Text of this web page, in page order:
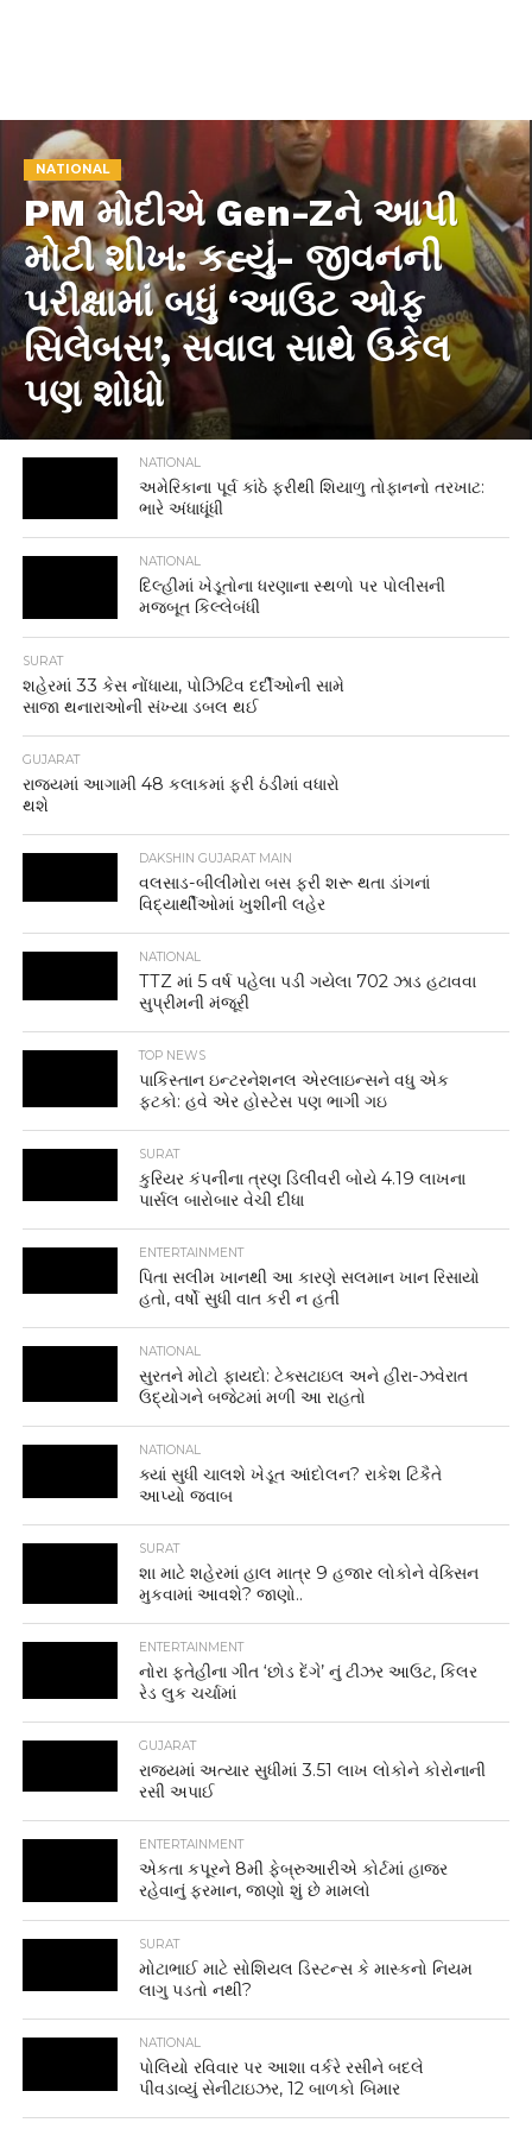
NATIONAL
PM મોદીએ Gen-Zને આપી
મોટી શીખ: કહ્યું- જીવનની
પરીક્ષામાં બધું ‘આઉટ ઓફ
સિલેબસ’, સવાલ સાથે ઉકેલ
પણ શોધો
NATIONAL
અમેરિકાના પૂર્વ કાંઠે ફરીથી શિયાળુ તોફાનનો તરખાટ:
ભારે અંધાધૂંધી
NATIONAL
દિલ્હીમાં ખેડૂતોના ધરણાના સ્થળો પર પોલીસની
મજબૂત કિલ્લેબંધી
SURAT
શહેરમાં 33 કેસ નોંધાયા, પોઝિટિવ દર્દીઓની સામે
સાજા થનારાઓની સંખ્યા ડબલ થઈ
GUJARAT
રાજ્યમાં આગામી 48 કલાકમાં ફરી ઠંડીમાં વધારો
થશે
DAKSHIN GUJARAT MAIN
વલસાડ-બીલીમોરા બસ ફરી શરૂ થતા ડાંગનાં
વિદ્યાર્થીઓમાં ખુશીની લહેર
NATIONAL
TTZ માં 5 વર્ષ પહેલા પડી ગયેલા 702 ઝાડ હટાવવા
સુપ્રીમની મંજૂરી
TOP NEWS
પાકિસ્તાન ઇન્ટરનેશનલ એરલાઇન્સને વધુ એક
ફટકો: હવે એર હોસ્ટેસ પણ ભાગી ગઇ
SURAT
કુરિયર કંપનીના ત્રણ ડિલીવરી બોયે 4.19 લાખના
પાર્સલ બારોબાર વેચી દીધા
ENTERTAINMENT
પિતા સલીમ ખાનથી આ કારણે સલમાન ખાન રિસાયો
હતો, વર્ષો સુધી વાત કરી ન હતી
NATIONAL
સુરતને મોટો ફાયદો: ટેક્સટાઇલ અને હીરા-ઝવેરાત
ઉદ્યોગને બજેટમાં મળી આ રાહતો
NATIONAL
ક્યાં સુધી ચાલશે ખેડૂત આંદોલન? રાકેશ ટિકૈતે
આપ્યો જવાબ
SURAT
શા માટે શહેરમાં હાલ માત્ર 9 હજાર લોકોને વેક્સિન
મુકવામાં આવશે? જાણો..
ENTERTAINMENT
નોરા ફતેહીના ગીત ‘છોડ દેંગે’ નું ટીઝર આઉટ, કિલર
રેડ લુક ચર્ચામાં
GUJARAT
રાજ્યમાં અત્યાર સુધીમાં 3.51 લાખ લોકોને કોરોનાની
રસી અપાઈ
ENTERTAINMENT
એકતા કપૂરને 8મી ફેબ્રુઆરીએ કોર્ટમાં હાજર
રહેવાનું ફરમાન, જાણો શું છે મામલો
SURAT
મોટાભાઈ માટે સોશિયલ ડિસ્ટન્સ કે માસ્કનો નિયમ
લાગુ પડતો નથી?
NATIONAL
પોલિયો રવિવાર પર આશા વર્કરે રસીને બદલે
પીવડાવ્યું સેનીટાઇઝર, 12 બાળકો બિમાર